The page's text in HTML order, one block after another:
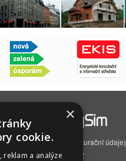
EnergySim s.r.o.
(fakturační údaje)
Čs. armády 785/22
×
cookie.
reklam a analýze